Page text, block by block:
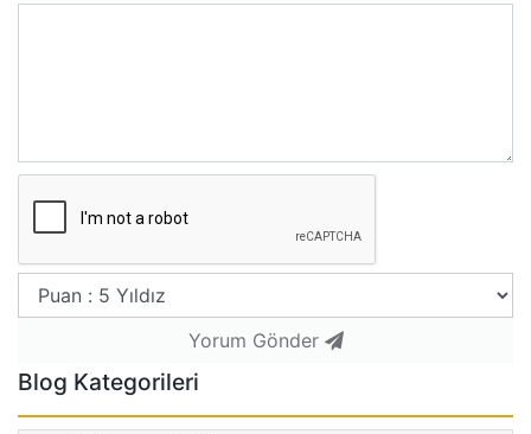
Yorum Gönder
Blog Kategorileri